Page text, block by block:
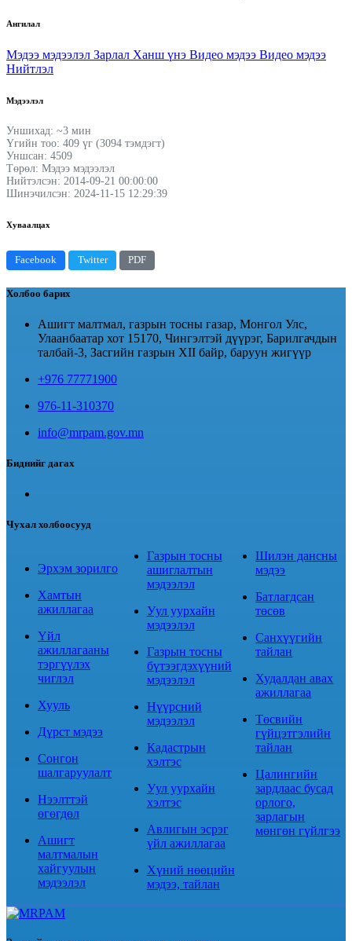
Ангилал
Мэдээ мэдээлэл Зарлал Ханш үнэ Видео мэдээ Видео мэдээ
Нийтлэл
Мэдээлэл
Уншихад: ~3 мин
Үгийн тоо: 409 үг (3094 тэмдэгт)
Уншсан: 4509
Төрөл: Мэдээ мэдээлэл
Нийтэлсэн: 2014-09-21 00:00:00
Шинэчилсэн: 2024-11-15 12:29:39
Хуваалцах
Facebook Twitter PDF
Холбоо барих
Ашигт малтмал, газрын тосны газар, Монгол Улс,
Улаанбаатар хот 15170, Чингэлтэй дүүрэг, Барилгачдын
талбай-3, Засгийн газрын XII байр, баруун жигүүр
+976 77771900
976-11-310370
info@mrpam.gov.mn
Биднийг дагах
Чухал холбоосууд
Эрхэм зорилго
Хамтын
ажиллагаа
Үйл
ажиллагааны
тэргүүлэх
чиглэл
Хууль
Дүрст мэдээ
Сонгон
шалгаруулалт
Нээлттэй
өгөгдөл
Ашигт
малтмалын
хайгуулын
мэдээлэл
Газрын тосны
ашиглалтын
мэдээлэл
Уул уурхайн
мэдээлэл
Газрын тосны
бүтээгдэхүүний
мэдээлэл
Нүүрсний
мэдээлэл
Кадастрын
хэлтэс
Уул уурхайн
хэлтэс
Авлигын эсрэг
үйл ажиллагаа
Хүний нөөцийн
мэдээ, тайлан
Шилэн дансны
мэдээ
Батлагдсан
төсөв
Санхүүгийн
тайлан
Худалдан авах
ажиллагаа
Төсвийн
гүйцэтгэлийн
тайлан
Цалингийн
зардлаас бусад
орлого,
зарлагын
мөнгөн гүйлгээ